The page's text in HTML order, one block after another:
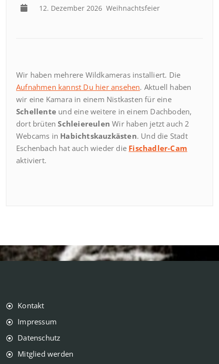
12. Dezember 2026 Weihnachtsfeier
Wir haben mehrere Wildkameras installiert. Die
Aufnahmen kannst Du hier ansehen. Aktuell haben
wir eine Kamara in einem Nistkasten für eine
Schellente und eine weitere in einem Dachboden,
dort brütenSchleiereulen Wir haben jetzt auch 2
Webcams in Habichtskauzkästen. Und die Stadt
Eschenbach hat auch wieder die Fischadler-Cam
aktiviert.
Kontakt
Impressum
Datenschutz
Mitglied werden